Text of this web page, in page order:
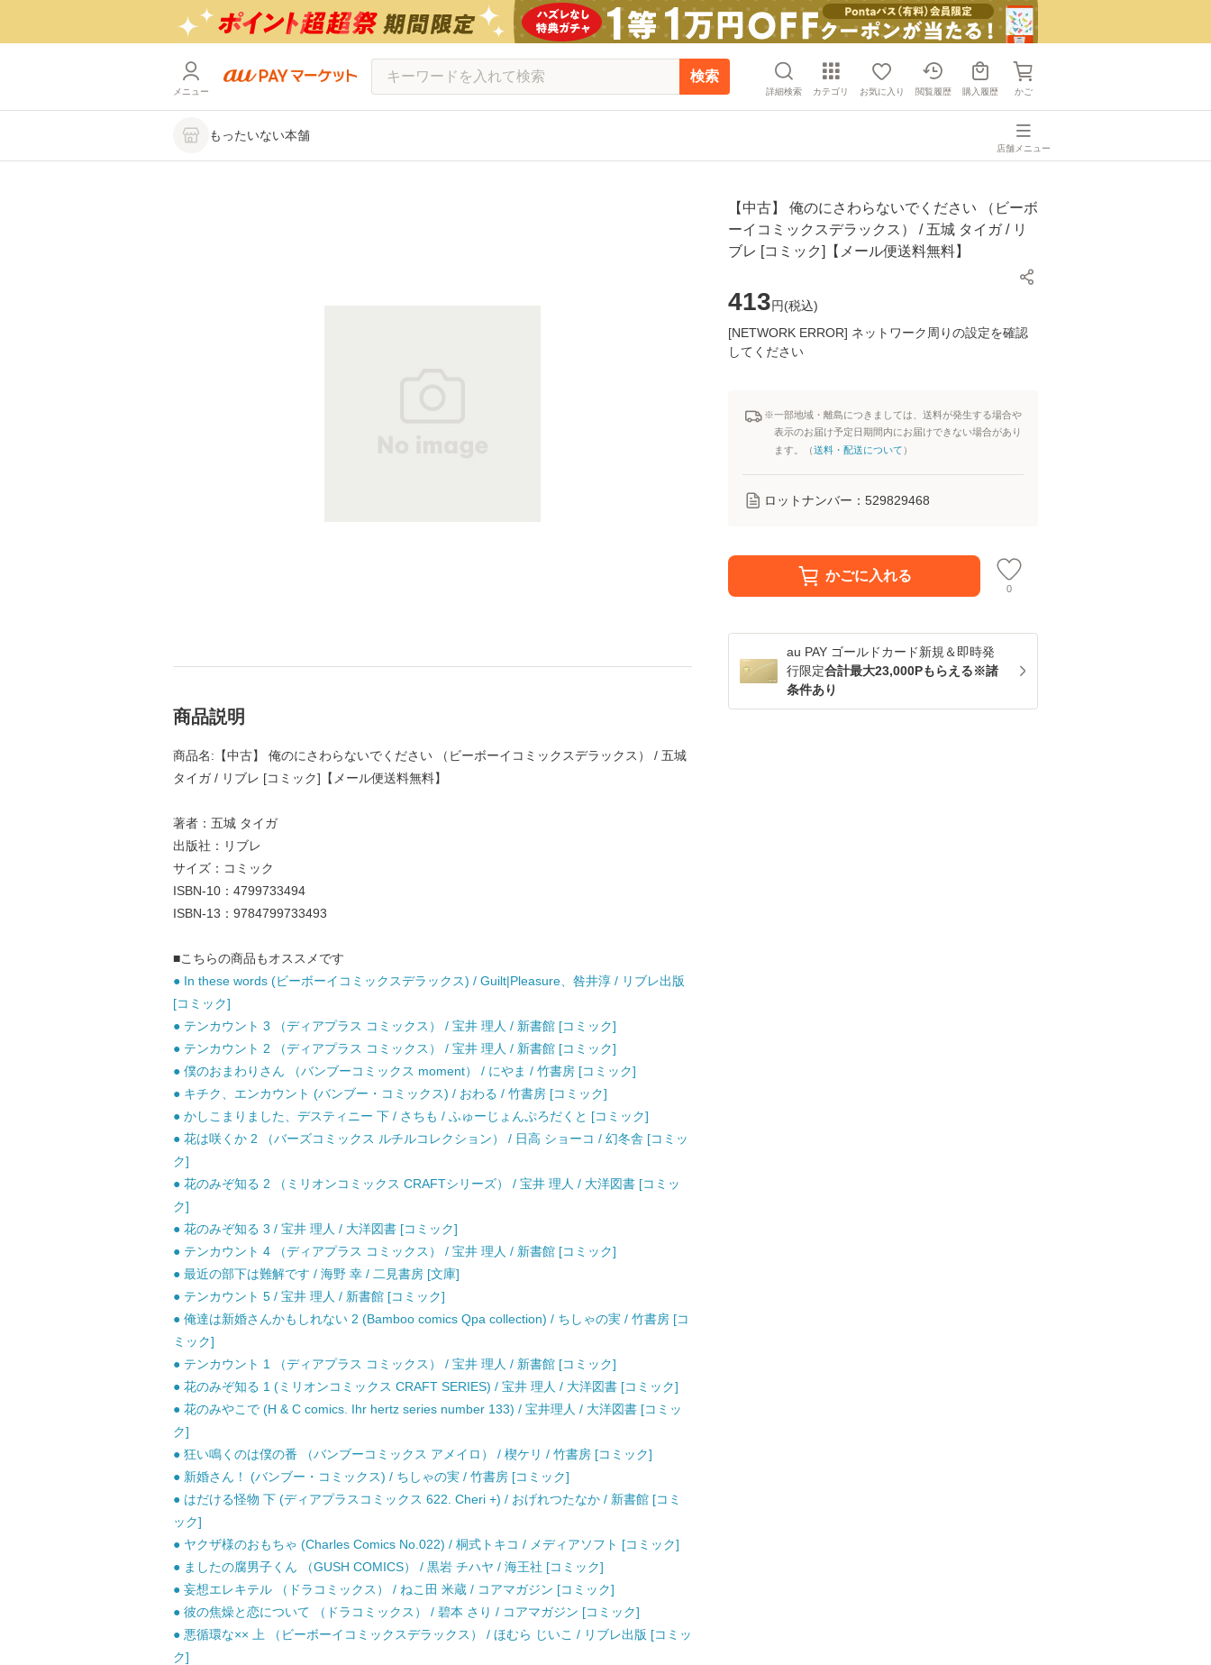
メニュー
検索
詳細検索 カテゴリ お気に入り 閲覧履歴 購入履歴 かご
もったいない本舗
店舗メニュー
【中古】 俺のにさわらないでください （ビーボ
ーイコミックスデラックス） / 五城 タイガ / リ
ブレ [コミック]【メール便送料無料】
413円(税込)
[NETWORK ERROR] ネットワーク周りの設定を確認
してください
※一部地域・離島につきましては、送料が発生する場合や
表示のお届け予定日期間内にお届けできない場合があり
ます。（送料・配送について ）
ロットナンバー： 529829468
かごに入れる
0
au PAY ゴールドカード新規＆即時発
行限定合計最大23,000Pもらえる※諸
条件あり
商品説明
商品名:【中古】 俺のにさわらないでください （ビーボーイコミックスデラックス） / 五城
タイガ / リブレ [コミック]【メール便送料無料】
著者：五城 タイガ
出版社：リブレ
サイズ：コミック
ISBN-10：4799733494
ISBN-13：9784799733493
■こちらの商品もオススメです
● In these words (ビーボーイコミックスデラックス) / Guilt|Pleasure、咎井淳 / リブレ出版
[コミック]
● テンカウント 3 （ディアプラス コミックス） / 宝井 理人 / 新書館 [コミック]
● テンカウント 2 （ディアプラス コミックス） / 宝井 理人 / 新書館 [コミック]
● 僕のおまわりさん （バンブーコミックス moment） / にやま / 竹書房 [コミック]
● キチク、エンカウント (バンブー・コミックス) / おわる / 竹書房 [コミック]
● かしこまりました、デスティニー 下 / さちも / ふゅーじょんぷろだくと [コミック]
● 花は咲くか 2 （バーズコミックス ルチルコレクション） / 日高 ショーコ / 幻冬舎 [コミッ
ク]
● 花のみぞ知る 2 （ミリオンコミックス CRAFTシリーズ） / 宝井 理人 / 大洋図書 [コミッ
ク]
● 花のみぞ知る 3 / 宝井 理人 / 大洋図書 [コミック]
● テンカウント 4 （ディアプラス コミックス） / 宝井 理人 / 新書館 [コミック]
● 最近の部下は難解です / 海野 幸 / 二見書房 [文庫]
● テンカウント 5 / 宝井 理人 / 新書館 [コミック]
● 俺達は新婚さんかもしれない 2 (Bamboo comics Qpa collection) / ちしゃの実 / 竹書房 [コ
ミック]
● テンカウント 1 （ディアプラス コミックス） / 宝井 理人 / 新書館 [コミック]
● 花のみぞ知る 1 (ミリオンコミックス CRAFT SERIES) / 宝井 理人 / 大洋図書 [コミック]
● 花のみやこで (H & C comics. Ihr hertz series number 133) / 宝井理人 / 大洋図書 [コミッ
ク]
● 狂い鳴くのは僕の番 （バンブーコミックス アメイロ） / 楔ケリ / 竹書房 [コミック]
● 新婚さん！ (バンブー・コミックス) / ちしゃの実 / 竹書房 [コミック]
● はだける怪物 下 (ディアプラスコミックス 622. Cheri +) / おげれつたなか / 新書館 [コミ
ック]
● ヤクザ様のおもちゃ (Charles Comics No.022) / 桐式トキコ / メディアソフト [コミック]
● ましたの腐男子くん （GUSH COMICS） / 黒岩 チハヤ / 海王社 [コミック]
● 妄想エレキテル （ドラコミックス） / ねこ田 米蔵 / コアマガジン [コミック]
● 彼の焦燥と恋について （ドラコミックス） / 碧本 さり / コアマガジン [コミック]
● 悪循環な×× 上 （ビーボーイコミックスデラックス） / ほむら じいこ / リブレ出版 [コミッ
ク]